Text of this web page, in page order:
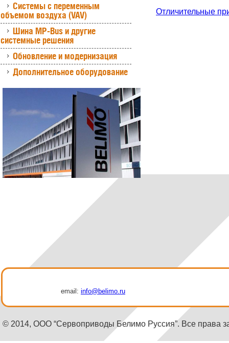
Системы с переменным
объемом воздуха (VAV)
Шина MP-Bus и другие
системные решения
Обновление и модернизация
Дополнительное оборудование
Отличительные
email: info@belimo.ru
© 2014, ООО “Сервоприводы Белимо Руссия”. Все права